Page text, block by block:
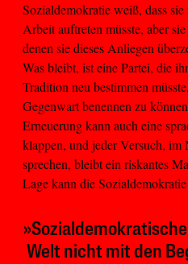
Sozialdemokratie weiß, dass
Arbeit auftreten müsste, aber
denen sie dieses Anliegen
Was bleibt, ist eine Partei, die
Tradition neu bestimmen
Gegenwart benennen zu
Erneuerung kann auch eine
klappen, und jeder Versuch, im
sprechen, bleibt ein riskantes
Lage kann die
Welt nicht mit den